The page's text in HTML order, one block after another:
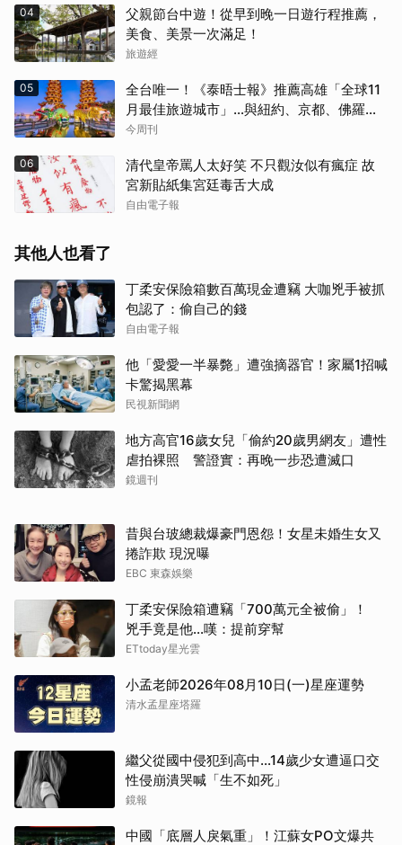
04
父親節台中遊！從早到晚一日遊行程推薦，
美食、美景一次滿足！
旅遊經
05
全台唯一！《泰晤士報》推薦高雄「全球11
月最佳旅遊城市」…與紐約、京都、佛羅倫
斯共同入榜，理由曝光
今周刊
06
清代皇帝罵人太好笑 不只觀汝似有瘋症 故
宮新貼紙集宮廷毒舌大成
自由電子報
其他人也看了
丁柔安保險箱數百萬現金遭竊 大咖兇手被抓
包認了：偷自己的錢
自由電子報
他「愛愛一半暴斃」遭強摘器官！家屬1招喊
卡驚揭黑幕
民視新聞網
地方高官16歲女兒「偷約20歲男網友」遭性
虐拍裸照 警證實：再晚一步恐遭滅口
鏡週刊
昔與台玻總裁爆豪門恩怨！女星未婚生女又
捲詐欺 現況曝
EBC 東森娛樂
丁柔安保險箱遭竊「700萬元全被偷」！
兇手竟是他...嘆：提前穿幫
ETtoday星光雲
小孟老師2026年08月10日(一)星座運勢
清水孟星座塔羅
繼父從國中侵犯到高中…14歲少女遭逼口交
性侵崩潰哭喊「生不如死」
鏡報
中國「底層人戾氣重」！江蘇女PO文爆共